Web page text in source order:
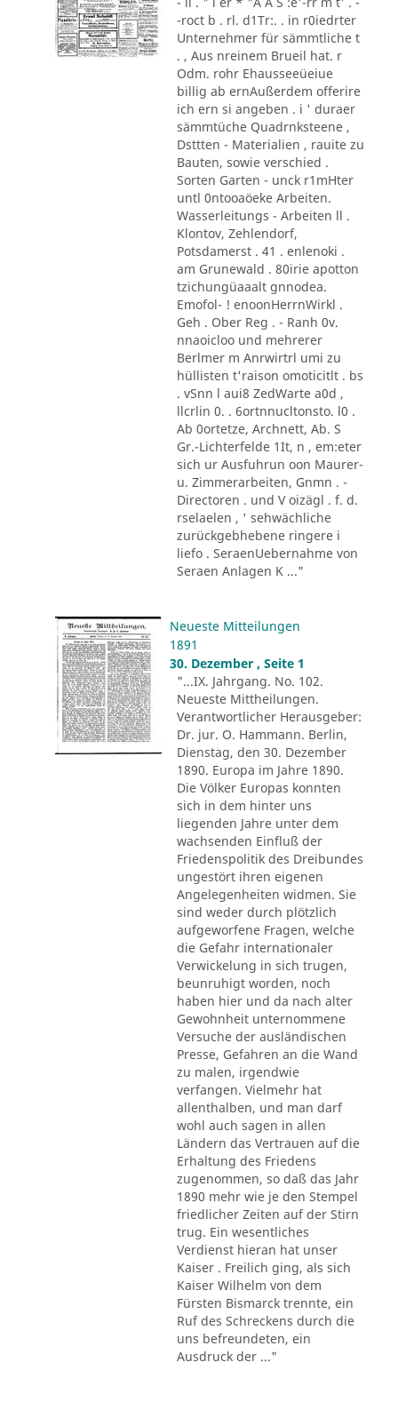
-roct b . rl. d1Tr:. . in r0iedrter
Unternehmer für sämmtliche t
. , Aus nreinem Brueil hat. r
Odm. rohr Ehausseeüeiue
billig ab ernAußerdem offerire
ich ern si angeben . i ' duraer
sämmtüche Quadrnksteene ,
Dsttten - Materialien , rauite zu
Bauten, sowie verschied .
Sorten Garten - unck r1mHter
untl 0ntooaöeke Arbeiten.
Wasserleitungs - Arbeiten ll .
Klontov, Zehlendorf,
Potsdamerst . 41 . enlenoki .
am Grunewald . 80irie apotton
tzichungüaaalt gnnodea.
Emofol- ! enoonHerrnWirkl .
Geh . Ober Reg . - Ranh 0v.
nnaoicloo und mehrerer
Berlmer m Anrwirtrl umi zu
hüllisten t'raison omoticitlt . bs
. vSnn l aui8 ZedWarte a0d ,
llcrlin 0. . 6ortnnucltonsto. l0 .
Ab 0ortetze, Archnett, Ab. S
Gr.-Lichterfelde 1It, n , em:eter
sich ur Ausfuhrun oon Maurer-
u. Zimmerarbeiten, Gnmn . -
Directoren . und V oizägl . f. d.
rselaelen , ' sehwächliche
zurückgebhebene ringere i
liefo . SeraenUebernahme von
Seraen Anlagen K ..."
Neueste Mitteilungen
1891
30. Dezember , Seite 1
"...IX. Jahrgang. No. 102.
Neueste Mittheilungen.
Verantwortlicher Herausgeber:
Dr. jur. O. Hammann. Berlin,
Dienstag, den 30. Dezember
1890. Europa im Jahre 1890.
Die Völker Europas konnten
sich in dem hinter uns
liegenden Jahre unter dem
wachsenden Einfluß der
Friedenspolitik des Dreibundes
ungestört ihren eigenen
Angelegenheiten widmen. Sie
sind weder durch plötzlich
aufgeworfene Fragen, welche
die Gefahr internationaler
Verwickelung in sich trugen,
beunruhigt worden, noch
haben hier und da nach alter
Gewohnheit unternommene
Versuche der ausländischen
Presse, Gefahren an die Wand
zu malen, irgendwie
verfangen. Vielmehr hat
allenthalben, und man darf
wohl auch sagen in allen
Ländern das Vertrauen auf die
Erhaltung des Friedens
zugenommen, so daß das Jahr
1890 mehr wie je den Stempel
friedlicher Zeiten auf der Stirn
trug. Ein wesentliches
Verdienst hieran hat unser
Kaiser . Freilich ging, als sich
Kaiser Wilhelm von dem
Fürsten Bismarck trennte, ein
Ruf des Schreckens durch die
uns befreundeten, ein
Ausdruck der ..."